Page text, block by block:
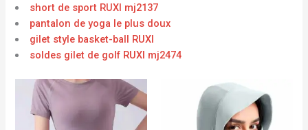
short de sport RUXI mj2137
pantalon de yoga le plus doux
gilet style basket-ball RUXI
soldes gilet de golf RUXI mj2474